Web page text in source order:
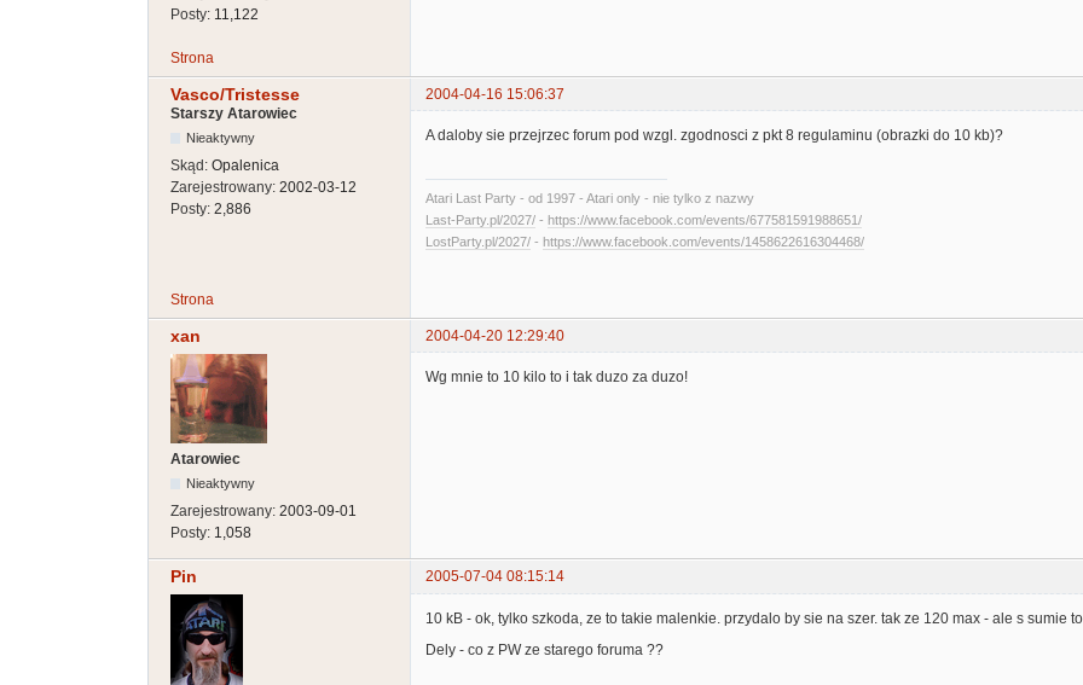
Posty: 11,122
Strona
Vasco/Tristesse
2004-04-16 15:06:37
Starszy Atarowiec
Nieaktywny
Skąd: Opalenica
Zarejestrowany: 2002-03-12
Posty: 2,886
A daloby sie przejrzec forum pod wzgl. zgodnosci z pkt 8 regulaminu (obrazki do 10 kb)?
Atari Last Party - od 1997 - Atari only - nie tylko z nazwy
Last-Party.pl/2027/ - https://www.facebook.com/events/677581591988651/
LostParty.pl/2027/ - https://www.facebook.com/events/1458622616304468/
Strona
xan 2004-04-20 12:29:40
Atarowiec
Nieaktywny
Zarejestrowany: 2003-09-01
Posty: 1,058
Wg mnie to 10 kilo to i tak duzo za duzo!
Pin 2005-07-04 08:15:14
10 kB - ok, tylko szkoda, ze to takie malenkie. przydalo by sie na szer. tak ze 120 max - ale s sumie
Dely - co z PW ze starego foruma ??